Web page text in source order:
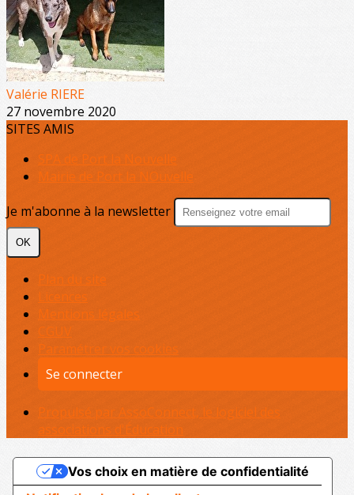
Valérie RIERE
27 novembre 2020
SITES AMIS
SPA de Port la Nouvelle
Mairie de Port la NOuvelle
Je m'abonne à la newsletter
OK
Plan du site
Licences
Mentions légales
CGUV
Paramétrer vos cookies
Se connecter
Propulsé par AssoConnect, le logiciel des
associations d'Éducation
Vos choix en matière de confidentialité